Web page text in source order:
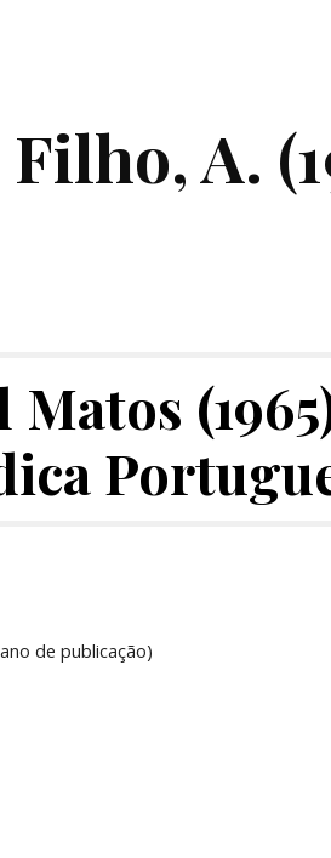
Filho, A.
de publicação)